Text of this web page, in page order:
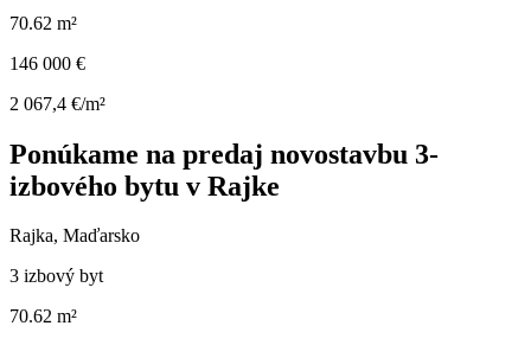
70.62 m²
146 000 €
2 067,4 €/m²
Ponúkame na predaj novostavbu 3-
izbového bytu v Rajke
Rajka, Maďarsko
3 izbový byt
70.62 m²